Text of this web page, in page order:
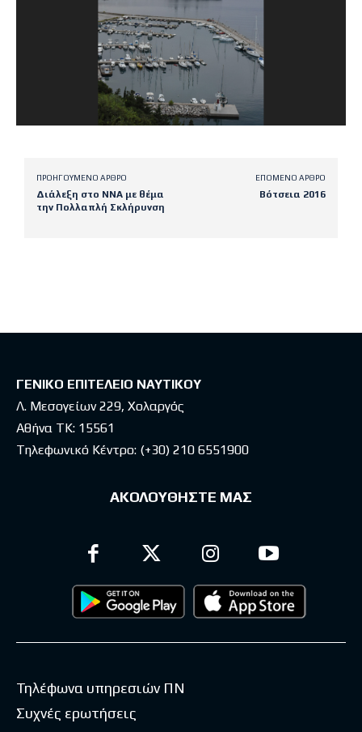
ΠΡΟΗΓΟΎΜΕΝΟ ΆΡΘΡΟ
Διάλεξη στο ΝΝΑ με θέμα
την Πολλαπλή Σκλήρυνση
ΕΠΌΜΕΝΟ ΆΡΘΡΟ
Βότσεια 2016
ΓΕΝΙΚΟ ΕΠΙΤΕΛΕΙΟ ΝΑΥΤΙΚΟΥ
Λ. Μεσογείων 229, Χολαργός
Αθήνα ΤΚ: 15561
Τηλεφωνικό Κέντρο: (+30) 210 6551900
ΑΚΟΛΟΥΘΗΣΤΕ ΜΑΣ
Τηλέφωνα υπηρεσιών ΠΝ
Συχνές ερωτήσεις